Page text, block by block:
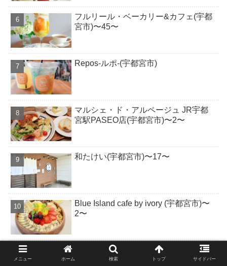
フルリール・ベーカリー&カフェ(宇都
宮市)〜45〜
Repos-ルポ-(宇都宮市)
マルシェ・ド・アルページュ JR宇都
宮駅PASEO店(宇都宮市)〜2〜
和たけい(宇都宮市)〜17〜
Blue Island cafe by ivory (宇都宮市)〜
2〜
メニュー ホーム 検索 トップ サイドバー